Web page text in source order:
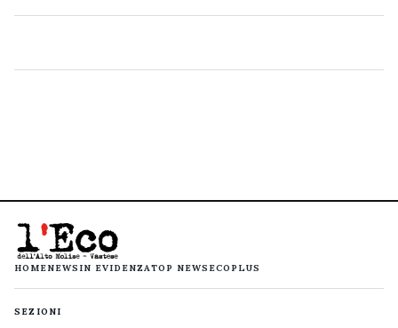
HOMENEWS IN EVIDENZATOP NEWS ECOPLUS
SEZIONI